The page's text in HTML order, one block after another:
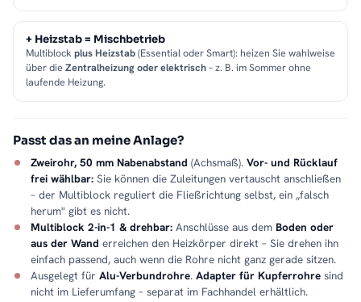
+ Heizstab = Mischbetrieb
Multiblock plus Heizstab(Essential oder Smart): heizen Sie wahlweise
über die Zentralheizung oder elektrisch– z. B. im Sommer ohne
laufende Heizung.
Passt das an meine Anlage?
Zweirohr, 50 mm Nabenabstand (Achsmaß). Vor- und Rücklauf
frei wählbar: Sie können die Zuleitungen vertauscht anschließen
– der Multiblock reguliert die Fließrichtung selbst, ein „falsch
herum" gibt es nicht.
Multiblock 2-in-1 & drehbar: Anschlüsse aus dem Boden oder
aus der Wand erreichen den Heizkörper direkt – Sie drehen ihn
einfach passend, auch wenn die Rohre nicht ganz gerade sitzen.
Ausgelegt für Alu-Verbundrohre. Adapter für Kupferrohre sind
nicht im Lieferumfang – separat im Fachhandel erhältlich.